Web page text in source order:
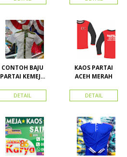
Kemeja
imsakiyah di
Karya Online
Advertising
Pasar Senen
CONTOH BAJU
PARTAI KEMEJA
SEMUA ATRIBUT
PARTAI
DETAIL
KAOS PARTAI
ACEH MERAH
DETAIL